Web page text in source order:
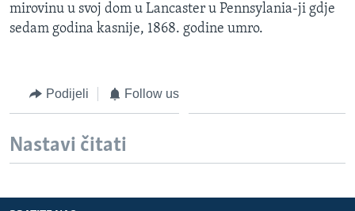
mirovinu u svoj dom u Lancaster u Pennsylania-ji gdje
sedam godina kasnije, 1868. godine umro.
Podijeli Follow us
Nastavi čitati